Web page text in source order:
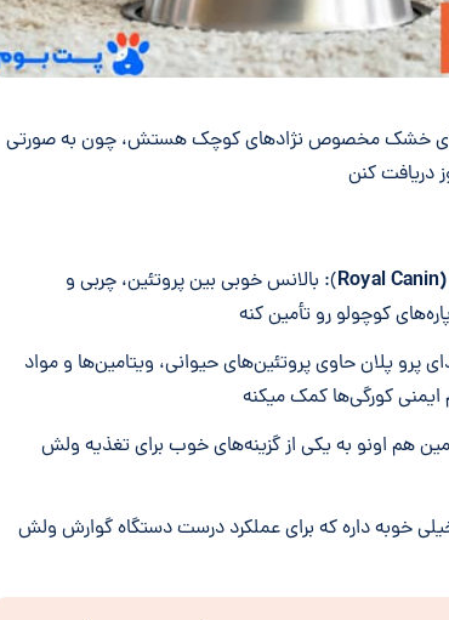
خشک مخصوص نژادهای کوچک هستش، چون به صورتی
دریافت کنن
Royal Canin): بالانس خوبی بین پروتئین، چربی و
کوچولو رو تأمین کنه
پرو پلان حاوی پروتئین‌های حیوانی، ویتامین‌ها و مواد
کورگی‌ها کمک میکنه
هم اونو به یکی از گزینه‌های خوب برای تغذیه ولش
خوبه داره که برای عملکرد درست دستگاه گوارش ولش